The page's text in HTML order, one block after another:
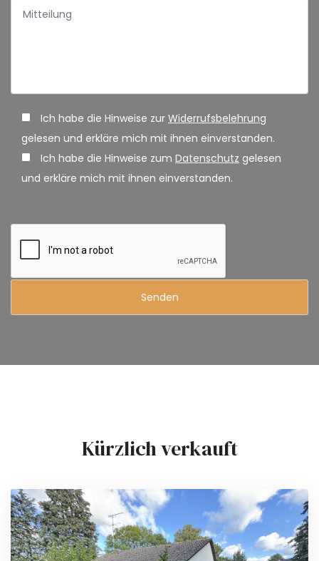
Ich habe die Hinweise zur Widerrufsbelehrung
gelesen und erkläre mich mit ihnen einverstanden.
Ich habe die Hinweise zum Datenschutz gelesen
und erkläre mich mit ihnen einverstanden.
Kürzlich verkauft